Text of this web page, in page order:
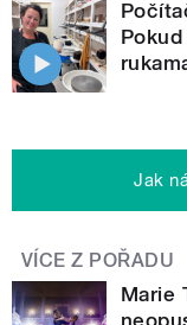
Jak
VÍCE Z POŘADU
Marie